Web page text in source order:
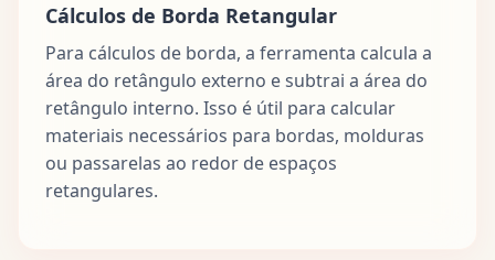
Cálculos de Borda Retangular
Para cálculos de borda, a ferramenta calcula a
área do retângulo externo e subtrai a área do
retângulo interno. Isso é útil para calcular
materiais necessários para bordas, molduras
ou passarelas ao redor de espaços
retangulares.